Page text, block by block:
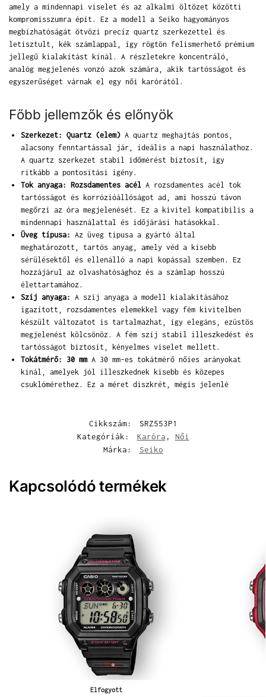
amely a mindennapi viselet és az alkalmi öltözet közötti
kompromisszumra épít. Ez a modell a Seiko hagyományos
megbízhatóságát ötvözi precíz quartz szerkezettel és
letisztult, kék számlappal, így rögtön felismerhető prémium
jellegű kialakítást kínál. A részletekre koncentráló,
analóg megjelenés vonzó azok számára, akik tartósságot és
egyszerűséget várnak el egy női karórától.
Főbb jellemzők és előnyök
Szerkezet: Quartz (elem) A quartz meghajtás pontos,
alacsony fenntartással jár, ideális a napi használathoz.
A quartz szerkezet stabil időmérést biztosít, így
ritkább a pontosítási igény.
Tok anyaga: Rozsdamentes acél A rozsdamentes acél tok
tartósságot és korrózióállóságot ad, ami hosszú távon
megőrzi az óra megjelenését. Ez a kivitel kompatibilis a
mindennapi használattal és időjárási hatásokkal.
Üveg típusa: Az üveg típusa a gyártó által
meghatározott, tartós anyag, amely véd a kisebb
sérülésektől és ellenálló a napi kopással szemben. Ez
hozzájárul az olvashatósághoz és a számlap hosszú
élettartamához.
Szíj anyaga: A szíj anyaga a modell kialakításához
igazított, rozsdamentes elemekkel vagy fém kivitelben
készült változatot is tartalmazhat, így elegáns, ezüstös
megjelenést kölcsönöz. A fém szíj stabil illeszkedést és
tartósságot biztosít, kényelmes viselet mellett.
Tokátmérő: 30 mmA 30 mm-es tokátmérő nőies arányokat
kínál, amelyek jól illeszkednek kisebb és közepes
csuklómérethez. Ez a méret diszkrét, mégis jelenlé
Cikkszám:
SRZ553P1
Kategóriák:
Karóra, Női
Márka:
Seiko
Kapcsolódó termékek
Elfogyott